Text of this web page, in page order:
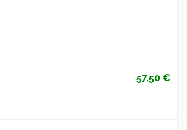
57,50 €